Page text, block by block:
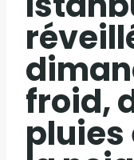
froid,
pluies